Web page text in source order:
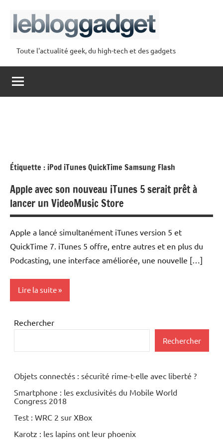
contenu
lebloggadget
Toute l'actualité geek, du high-tech et des gadgets
Étiquette : iPod iTunes QuickTime Samsung Flash
Apple avec son nouveau iTunes 5 serait prêt à
lancer un VideoMusic Store
Apple a lancé simultanément iTunes version 5 et
QuickTime 7. iTunes 5 offre, entre autres et en plus du
Podcasting, une interface améliorée, une nouvelle […]
Lire la suite
Internet
Multimedia
Rechercher
Rechercher
Objets connectés : sécurité rime-t-elle avec liberté ?
Smartphone : les exclusivités du Mobile World
Congress 2018
Test : WRC 2 sur XBox
Karotz : les lapins ont leur phoenix